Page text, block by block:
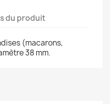
du produit
(macarons,
38 mm.